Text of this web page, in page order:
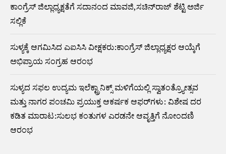
ಕಾಂಗ್ರೆಸ್ ಜಿಲ್ಲಾಧ್ಯಕ್ಷತೆಗೆ ಸದಾನಂದ ಮಾವಜಿ,ಸಚಿನ್‌ರಾಜ್ ಶೆಟ್ಟಿ ಅರ್ಜಿ
ಸಲ್ಲಿಕೆ
ಸುಳ್ಯಕ್ಕೆ ಆಗಮಿಸಿದ ಎಐಸಿಸಿ ವೀಕ್ಷಕರು:ಕಾಂಗ್ರೆಸ್ ಜಿಲ್ಲಾಧ್ಯಕ್ಷರ ಆಯ್ಕೆಗೆ
ಅಭಿಪ್ರಾಯ ಸಂಗ್ರಹ ಆರಂಭ
ಸುಳ್ಯದ ಸಫಲ ಉದ್ಯಮ ಇಲೆಕ್ಟ್ರಾನಿಕ್ಸ್ ಮಳಿಗೆಯಲ್ಲಿ ಸ್ವಾತಂತ್ರ್ಯೋತ್ಸವ
ಮತ್ತು ನಾಗರ ಪಂಚಮಿ ಪ್ರಯುಕ್ತ ಆಕರ್ಷಕ ಆಫರ್‌ಗಳು: ವಿಶೇಷ ದರ
ಕಡಿತ ಮಾರಾಟ:ಸುಲಭ ಕಂತುಗಳ ಎರಡನೇ ಆವೃತ್ತಿಗೆ ನೋಂದಣಿ
ಆರಂಭ